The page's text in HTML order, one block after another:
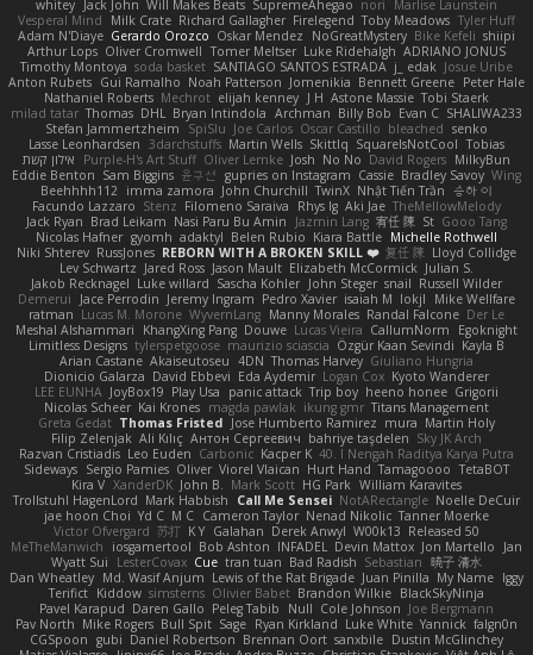
whitey Jack John Will Makes Beats SupremeAhegao nori
Marlise Launstein
Vesperal Mind
Milk Crate Richard Gallagher Firelegend Toby Meadows Tyler Huff
Adam N'Diaye Gerardo Orozco Oskar Mendez NoGreatMystery Bike Kefeli shiipi
Arthur Lops Oliver Cromwell Tomer Meltser Luke Ridehalgh ADRIANO JONUS
Timothy Montoya soda basket SANTIAGO SANTOS ESTRADA j_ edak Josue Uribe
Anton Rubets Gui Ramalho Noah Patterson Jomenikia Bennett Greene Peter Hale
Nathaniel Roberts Mechrot elijah kenney J H Astone Massie Tobi Staerk
milad tatar Thomas DHL Bryan Intindola Archman Billy Bob Evan C SHALIWA233
Stefan Jammertzheim
SpiSlu Joe Carlos Oscar Castillo bleached senko
Lasse Leonhardsen 3darchstuffs Martin Wells Skittlq SquareIsNotCool Tobias
אילון קשת
Purple-H's Art Stuff Oliver Lemke Josh No No David Rogers MilkyBun
Eddie Benton Sam Biggins 윤구선 gupries on Instagram Cassie Bradley Savoy Wing
Beehhhh112 imma zamora John Churchill TwinX Nhật Tiến Trần 승하 이
Facundo Lazzaro Stenz Filomeno Saraiva Rhys lg Aki Jae TheMellowMelody
Jack Ryan Brad Leikam Nasi Paru Bu Amin Jazmin Lang 宥任 陳 St Gooo Tang
Nicolas Hafner gyomh adaktyl Belen Rubio Kiara Battle Michelle Rothwell
Niki Shterev RussJones REBORN WITH A BROKEN SKILL ❤️ 复任 陳 Lloyd Collidge
Lev Schwartz Jared Ross Jason Mault Elizabeth McCormick Julian S.
Jakob Recknagel Luke willard Sascha Kohler John Steger snail Russell Wilder
Demerui
Jace Perrodin Jeremy Ingram Pedro Xavier isaiah M lokjl
Mike Wellfare
ratman Lucas M. Morone WyvernLang Manny Morales Randal Falcone Der Le
Meshal Alshammari
KhangXing Pang Douwe Lucas Vieira CallumNorm
Egoknight
Limitless Designs tylerspetgoose maurizio sciascia Özgür Kaan Sevindi Kayla B
Arian Castane Akaiseutoseu 4DN Thomas Harvey Giuliano Hungria
Dionicio Galarza David Ebbevi Eda Aydemir Logan Cox Kyoto Wanderer
LEE EUNHA JoyBox19 Play Usa panic attack Trip boy heeno honee Grigorii
Nicolas Scheer Kai Krones magda pawlak ikung gmr Titans Management
Greta Gedat Thomas Fristed Jose Humberto Ramirez mura Martin Holy
Filip Zelenjak Ali Kılıç Антон Сергеевич bahriye taşdelen Sky JK Arch
Razvan Cristiadis Leo Euden Carbonic Kacper K 40. I Nengah Raditya Karya Putra
Sideways Sergio Pamies Oliver Viorel Vlaican Hurt Hand Tamagoooo TetaBOT
Kira V XanderDK John B. Mark Scott HG Park William Karavites
Trollstuhl HagenLord Mark Habbish Call Me Sensei NotARectangle Noelle DeCuir
jae hoon Choi Yd C M C Cameron Taylor Nenad Nikolic Tanner Moerke
Victor Ofvergard 苏打 K Y Galahan Derek Anwyl W00k13 Released 50
MeTheManwich
iosgamertool Bob Ashton INFADEL Devin Mattox Jon Martello
Jan
Wyatt Sui
LesterCovax Cue tran tuan Bad Radish Sebastian 暁子 清水
Dan Wheatley Md. Wasif Anjum Lewis of the Rat Brigade Juan Pinilla My Name Iggy
Terifict Kiddow simsterns Olivier Babet Brandon Wilkie BlackSkyNinja
Pavel Karapud Daren Gallo Peleg Tabib Null Cole Johnson Joe Bergmann
Pav North Mike Rogers Bull Spit Sage Ryan Kirkland Luke White Yannick falgn0n
CGSpoon gubi Daniel Robertson Brennan Oort sanxbile Dustin McGlinchey